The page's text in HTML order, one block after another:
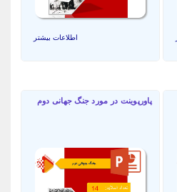
اطلاعات بیشتر
پاورپوینت در مورد جنگ جهانی دوم